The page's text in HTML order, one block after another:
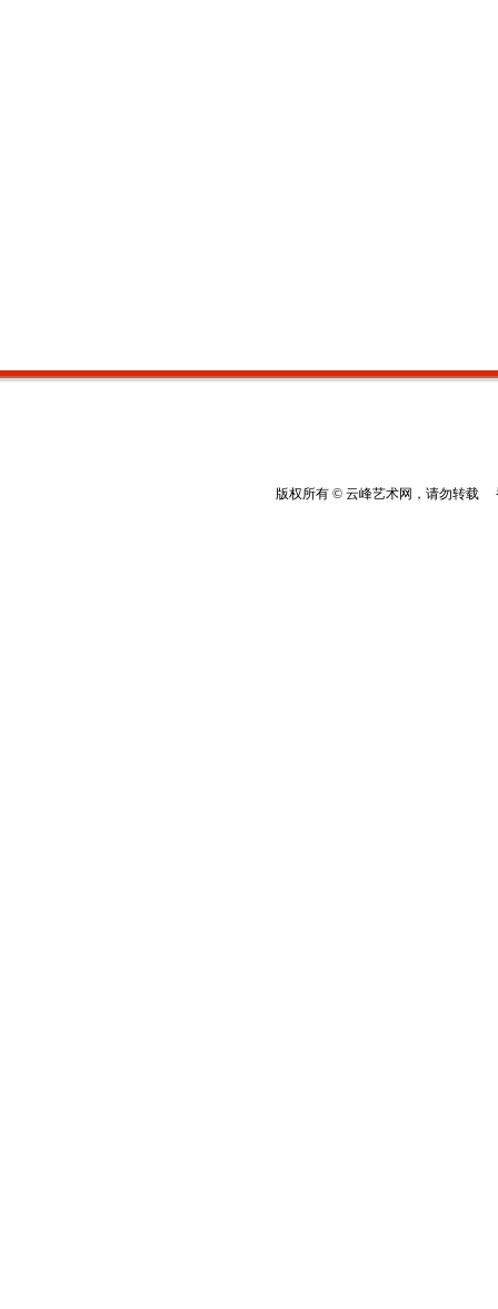
版权所有 © 云峰艺术网，请勿转载